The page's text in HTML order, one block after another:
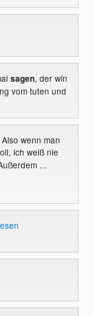
sagen, der win
vom tuten und
wenn man
ich weiß nie
...